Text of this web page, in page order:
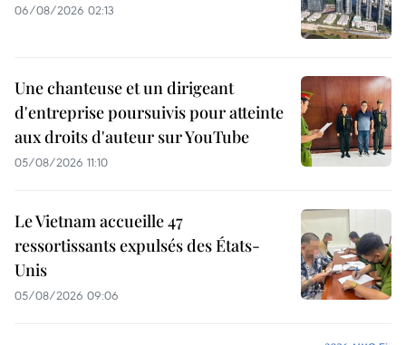
06/08/2026 02:13
Une chanteuse et un dirigeant
d'entreprise poursuivis pour atteinte
aux droits d'auteur sur YouTube
05/08/2026 11:10
Le Vietnam accueille 47
ressortissants expulsés des États-
Unis
05/08/2026 09:06